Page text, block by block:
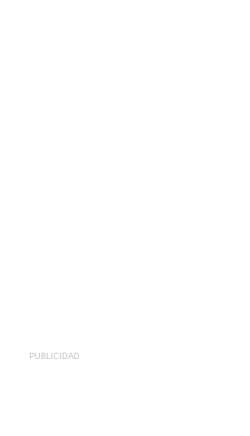
PUBLICIDAD